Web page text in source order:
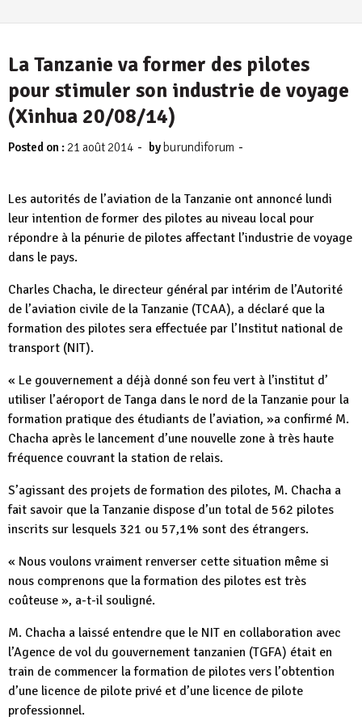
La Tanzanie va former des pilotes
pour stimuler son industrie de voyage
(Xinhua 20/08/14)
Posted on : 21 août 2014 - by burundiforum -
Les autorités de l’aviation de la Tanzanie ont annoncé lundi
leur intention de former des pilotes au niveau local pour
répondre à la pénurie de pilotes affectant l’industrie de voyage
dans le pays.
Charles Chacha, le directeur général par intérim de l’Autorité
de l’aviation civile de la Tanzanie (TCAA), a déclaré que la
formation des pilotes sera effectuée par l’Institut national de
transport (NIT).
« Le gouvernement a déjà donné son feu vert à l’institut d’
utiliser l’aéroport de Tanga dans le nord de la Tanzanie pour la
formation pratique des étudiants de l’aviation, »a confirmé M.
Chacha après le lancement d’une nouvelle zone à très haute
fréquence couvrant la station de relais.
S’agissant des projets de formation des pilotes, M. Chacha a
fait savoir que la Tanzanie dispose d’un total de 562 pilotes
inscrits sur lesquels 321 ou 57,1% sont des étrangers.
« Nous voulons vraiment renverser cette situation même si
nous comprenons que la formation des pilotes est très
coûteuse », a-t-il souligné.
M. Chacha a laissé entendre que le NIT en collaboration avec
l’Agence de vol du gouvernement tanzanien (TGFA) était en
train de commencer la formation de pilotes vers l’obtention
d’une licence de pilote privé et d’une licence de pilote
professionnel.